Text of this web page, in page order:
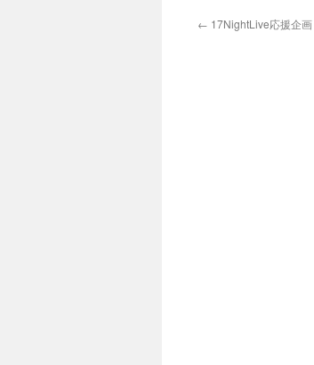
← 17NightLive応援企